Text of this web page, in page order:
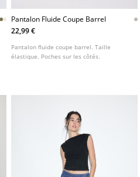
Pantalon Fluide Coupe Barrel
22,99 €
Pantalon fluide coupe barrel. Taille
élastique. Poches sur les côtés.